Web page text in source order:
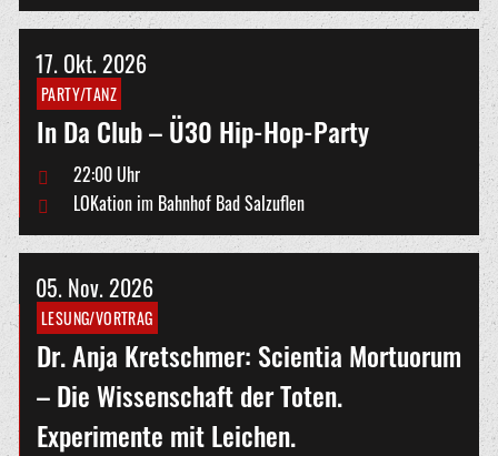
17. Okt.2026
PARTY/TANZ
In Da Club – Ü30 Hip-Hop-Party
22:00 Uhr
LOKation im Bahnhof Bad Salzuflen
05. Nov.2026
LESUNG/VORTRAG
Dr. Anja Kretschmer: Scientia Mortuorum
– Die Wissenschaft der Toten.
Experimente mit Leichen.